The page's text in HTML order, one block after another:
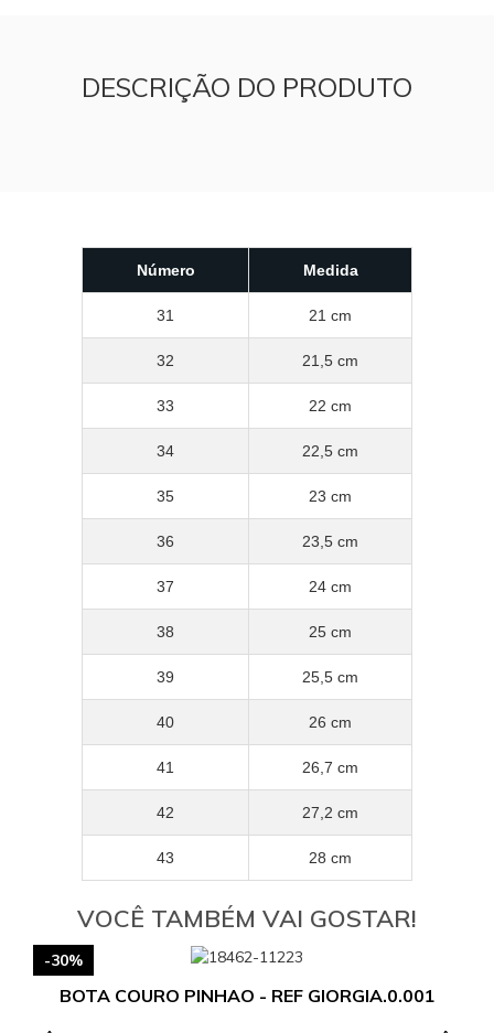
DESCRIÇÃO DO PRODUTO
Número Medida
31 21 cm
32 21,5 cm
33 22 cm
34 22,5 cm
35 23 cm
36 23,5 cm
37 24 cm
38 25 cm
39 25,5 cm
40 26 cm
41 26,7 cm
42 27,2 cm
43 28 cm
VOCÊ TAMBÉM VAI GOSTAR!
-30%
BOTA COURO PINHAO - REF GIORGIA.0.001